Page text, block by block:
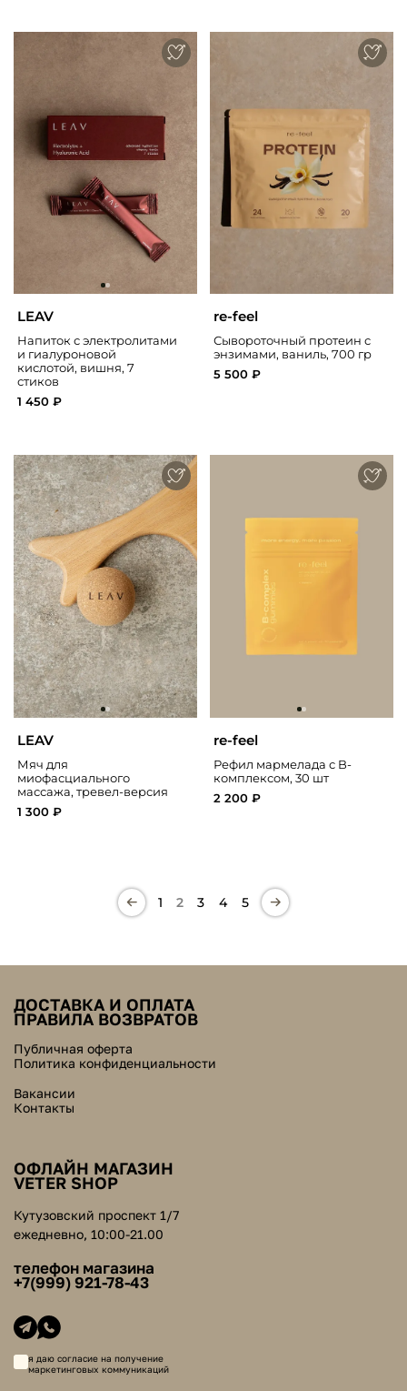
LEAV
Напиток с электролитами
и гиалуроновой
кислотой, вишня, 7
стиков
1 450 ₽
re-feel
Сывороточный протеин с
энзимами, ваниль, 700 гр
5 500 ₽
LEAV
Мяч для
миофасциального
массажа, тревел-версия
1 300 ₽
re-feel
Рефил мармелада с B-
комплексом, 30 шт
2 200 ₽
1 2 3 4 5
ДОСТАВКА И ОПЛАТА
ПРАВИЛА ВОЗВРАТОВ
Публичная оферта
Политика конфиденциальности
Вакансии
Контакты
ОФЛАЙН МАГАЗИН
VETER SHOP
Кутузовский проспект 1/7
ежедневно, 10:00-21.00
телефон магазина
+7(999) 921-78-43
я даю согласие на получение
маркетинговых коммуникаций